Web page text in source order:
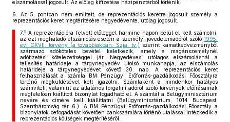
elszámolással jogosult. Az előleg kifizetése házipénztárból történik.
6.
Az 5. pontban nem említett, de reprezentációs keretre jogosult személy a
reprezentációs keret megtérítésére negyedévente, utólag jogosult.
7. 9A reprezentációra felvett előleggel harminc napon belül el kell számolni,
az ezt meghaladó elszámolás esetén a személyi jövedelemadóról szóló 1995.
évi CXVII. törvény (a továbbiakban: Szja. tv.) szerint kamatkedvezményből
származó adóköteles bevétel keletkezik, amely a magánszemélynél
adófizetési kötelezettséggel jár. Negyedéves, utólagos elszámolásnál a
teljesítés határideje a tárgynegyedév utolsó munkanapja, az elszámolás
határideje a tárgynegyedévet követő 30. nap. A reprezentációs keret
felhasználását a számla BM Pénzügyi Erőforrás-gazdálkodási Főosztályra
történő megküldésével kell igazolni. Számlaként a mindenkor hatályos
számviteli, valamint az általános forgalmi adóról szóló törvények előírásainak
megfelelően kiállított bizonylat fogadható el. A számlát a Belügyminisztérium
nevére és címére kell kiállíttatni (Belügyminisztérium, 1014 Budapest,
Szentháromság tér 6.). A BM Pénzügyi Erőforrás-gazdálkodási Főosztály a
bizonylatok befogadását követően bankszámlára történő utalással intézkedik a
reprezentációs költségek megtérítéséről.